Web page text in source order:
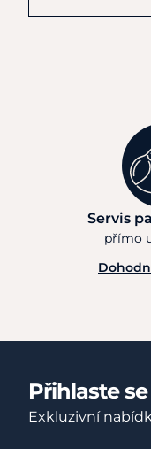
Servis
přímo
Přihlaste
Exkluzivní